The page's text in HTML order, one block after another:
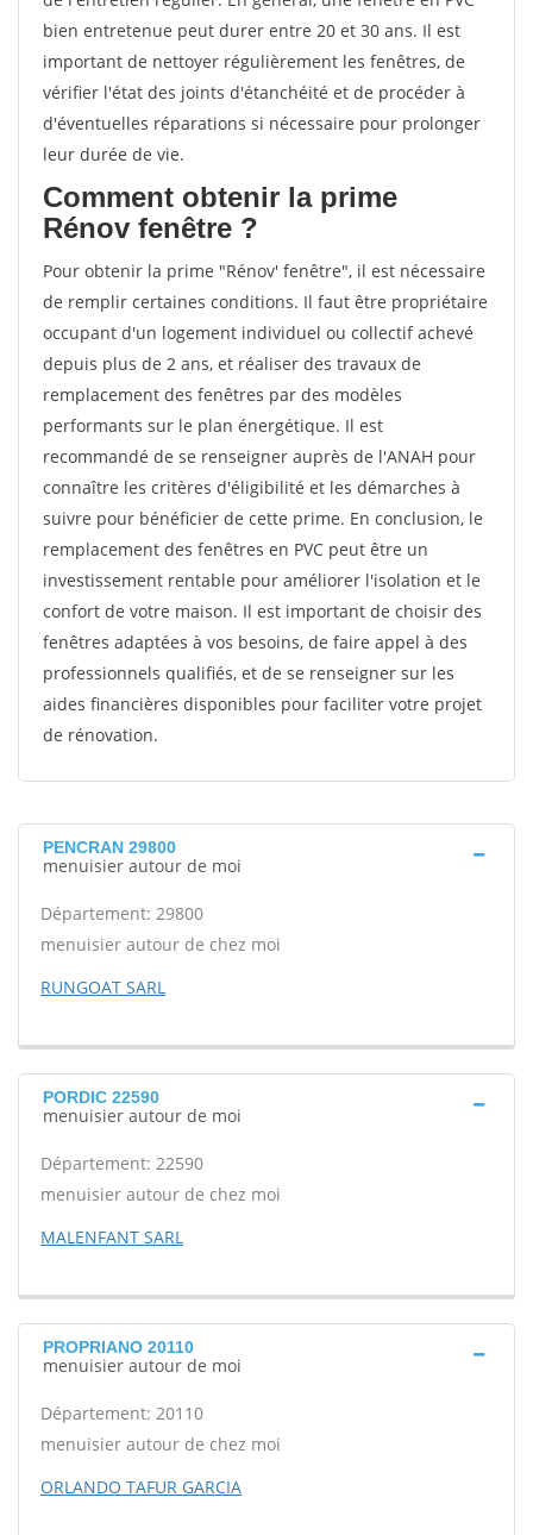
bien entretenue peut durer entre 20 et 30 ans. Il est
important de nettoyer régulièrement les fenêtres, de
vérifier l'état des joints d'étanchéité et de procéder à
d'éventuelles réparations si nécessaire pour prolonger
leur durée de vie.
Comment obtenir la prime
Rénov fenêtre ?
Pour obtenir la prime "Rénov' fenêtre", il est nécessaire
de remplir certaines conditions. Il faut être propriétaire
occupant d'un logement individuel ou collectif achevé
depuis plus de 2 ans, et réaliser des travaux de
remplacement des fenêtres par des modèles
performants sur le plan énergétique. Il est
recommandé de se renseigner auprès de l'ANAH pour
connaître les critères d'éligibilité et les démarches à
suivre pour bénéficier de cette prime. En conclusion, le
remplacement des fenêtres en PVC peut être un
investissement rentable pour améliorer l'isolation et le
confort de votre maison. Il est important de choisir des
fenêtres adaptées à vos besoins, de faire appel à des
professionnels qualifiés, et de se renseigner sur les
aides financières disponibles pour faciliter votre projet
de rénovation.
PENCRAN 29800
menuisier autour de moi
Département: 29800
menuisier autour de chez moi
RUNGOAT SARL
PORDIC 22590
menuisier autour de moi
Département: 22590
menuisier autour de chez moi
MALENFANT SARL
PROPRIANO 20110
menuisier autour de moi
Département: 20110
menuisier autour de chez moi
ORLANDO TAFUR GARCIA